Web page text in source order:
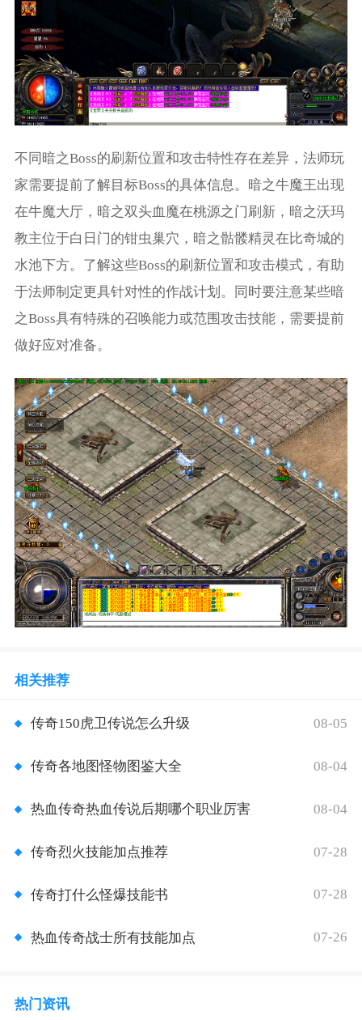
不同暗之Boss的刷新位置和攻击特性存在差异，法师玩
家需要提前了解目标Boss的具体信息。暗之牛魔王出现
在牛魔大厅，暗之双头血魔在桃源之门刷新，暗之沃玛
教主位于白日门的钳虫巢穴，暗之骷髅精灵在比奇城的
水池下方。了解这些Boss的刷新位置和攻击模式，有助
于法师制定更具针对性的作战计划。同时要注意某些暗
之Boss具有特殊的召唤能力或范围攻击技能，需要提前
做好应对准备。
相关推荐
传奇150虎卫传说怎么升级 08-05
传奇各地图怪物图鉴大全 08-04
热血传奇热血传说后期哪个职业厉害 08-04
传奇烈火技能加点推荐 07-28
传奇打什么怪爆技能书 07-28
热血传奇战士所有技能加点 07-26
热门资讯